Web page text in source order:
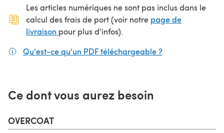
Les articles numériques ne sont pas inclus dans le
calcul des frais de port (voir notre page de
livraison (s'ouvre dans un nouvel onglet)
pour plus d'infos).
Qu'est-ce qu'un PDF téléchargeable ?
Ce dont vous aurez besoin
OVERCOAT